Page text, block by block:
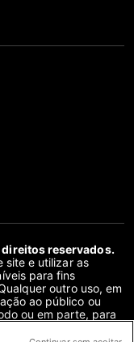
reservados.
site e utilizar as
para fins
outro uso, em
ao público ou
ou em parte, para